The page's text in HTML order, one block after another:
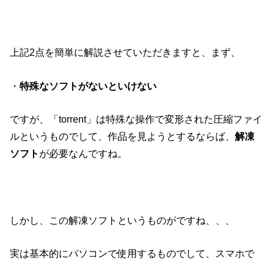
上記2点を簡単に解説させていただきますと、まず、
・特殊なソフトがないといけない
ですが、「torrent」は特殊な操作で変形された圧縮ファイ
ルというものでして、作品を見ようとするならば、解凍
ソフト が必要なんですね。
しかし、この解凍ソフトというものがですね、、、
実は基本的にパソコンで使用するものでして、スマホで